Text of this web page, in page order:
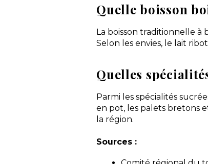
Quelle boisson
La boisson traditionnelle
Selon les envies, le lait
Quelles
Parmi les spécialités
en pot, les palets bretons
la région.
Sources :